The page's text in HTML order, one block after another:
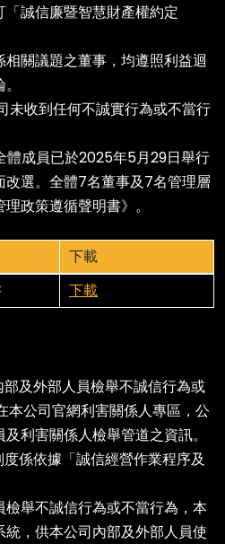
誠信廉暨智慧財產權約定
關議題之董事，均遵照利益迴
未收到任何不誠實行為或不當行
體成員已於2025年5月29日舉行
選。全體7名董事及7名管理層
政策遵循聲明書》。
下載
下載
下載
及外部人員檢舉不誠信行為或
本公司官網利害關係人專區，公
利害關係人檢舉管道之資訊。
係依據「誠信經營作業程序及
舉不誠信行為或不當行為，本
，供本公司內部及外部人員使